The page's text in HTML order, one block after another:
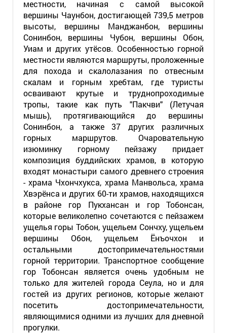
местности, начиная с самой высокой
вершины Чаунбон, достигающей 739,5 метров
высоты, вершины Манджанбон, вершины
Сонинбон, вершины Чубон, вершины Обон,
Уиам и других утёсов. Особенностью горной
местности являются маршруты, проложенные
для похода и скалолазания по отвесным
скалам и горным хребтам, где туристы
осваивают крутые и труднопроходимые
тропы, такие как путь "Пакчви" (Летучая
мышь), протягивающийся до вершины
Сонинбон, а также 37 других различных
горных маршрутов. Очаровательную
изюминку горному пейзажу придает
композиция буддийских храмов, в которую
входят монастыри самого древнего строения
- храма Чхончхукса, храма Манвольса, храма
Хвэрёнса и других 60-ти храмов, находящихся
в районе гор Пукхансан и гор Тобонсан,
которые великолепно сочетаются с пейзажем
ущелья горы Тобон, ущельем Сончху, ущельем
вершины Обон, ущельем Ёнъочхон и
остальными достопримечательностями
горной территории. Транспортное сообщение
гор Тобонсан является очень удобным не
только для жителей города Сеула, но и для
гостей из других регионов, которые желают
посетить достопримечательности,
являющимися одними из лучших для дневной
прогулки.